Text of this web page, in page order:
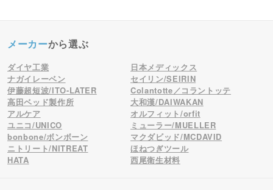
メーカーから選ぶ
ダイヤ工業
日本メディックス
ナガイレーベン
セイリン/SEIRIN
伊藤超短波/ITO-LATER
Colantotte／コラントッテ
高田ベッド製作所
大和漢/DAIWAKAN
アルケア
オルフィット/orfit
ユニコ/UNICO
ミューラー/MUELLER
bonbone/ボンボーン
マクダビッド/MCDAVID
ニトリート/NITREAT
ほねつぎツール
HATA
西尾衛生材料